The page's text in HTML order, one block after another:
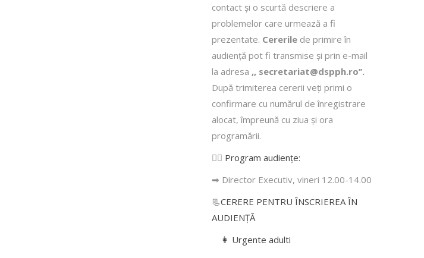
contact şi o scurtă descriere a
problemelor care urmează a fi
prezentate. Cererile de primire în
audienţă pot fi transmise şi prin e-mail
la adresa ,, secretariat@dspph.ro’’.
După trimiterea cererii veţi primi o
confirmare cu numărul de înregistrare
alocat, împreună cu ziua şi ora
programării.
👩‍⚕️ Program audiențe:
➡ Director Executiv, vineri 12.00-14.00
📃CERERE PENTRU ÎNSCRIEREA ÎN
AUDIENŢĂ
👩 Urgente adulti